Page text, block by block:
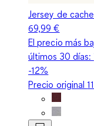
Jersey de
69,99 €
El precio más
últimos 30 días:
-12%
Precio original